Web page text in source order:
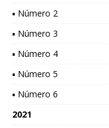
▪ Número 2
▪ Número 3
▪ Número 4
▪ Número 5
▪ Número 6
2021